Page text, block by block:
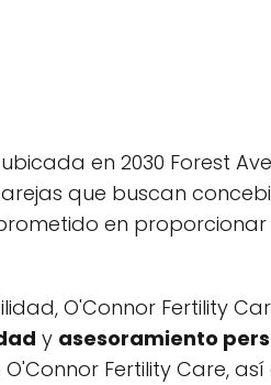
en 2030 Forest
que buscan
en
O'Connor Fertility
y asesoramiento
Fertility Care,